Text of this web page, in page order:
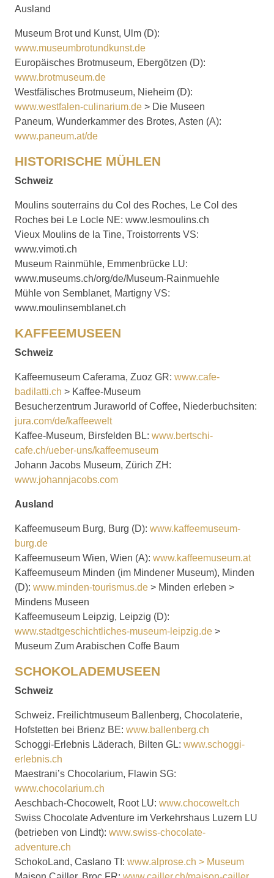
Ausland
Museum Brot und Kunst, Ulm (D):
www.museumbrotundkunst.de
Europäisches Brotmuseum, Ebergötzen (D):
www.brotmuseum.de
Westfälisches Brotmuseum, Nieheim (D):
www.westfalen-culinarium.de > Die Museen
Paneum, Wunderkammer des Brotes, Asten (A):
www.paneum.at/de
HISTORISCHE MÜHLEN
Schweiz
Moulins souterrains du Col des Roches, Le Col des
Roches bei Le Locle NE: www.lesmoulins.ch
Vieux Moulins de la Tine, Troistorrents VS:
www.vimoti.ch
Museum Rainmühle, Emmenbrücke LU:
www.museums.ch/org/de/Museum-Rainmuehle
Mühle von Semblanet, Martigny VS:
www.moulinsemblanet.ch
KAFFEEMUSEEN
Schweiz
Kaffeemuseum Caferama, Zuoz GR: www.cafe-
badilatti.ch > Kaffee-Museum
Besucherzentrum Juraworld of Coffee, Niederbuchsiten:
jura.com/de/kaffeewelt
Kaffee-Museum, Birsfelden BL: www.bertschi-
cafe.ch/ueber-uns/kaffeemuseum
Johann Jacobs Museum, Zürich ZH:
www.johannjacobs.com
Ausland
Kaffeemuseum Burg, Burg (D): www.kaffeemuseum-
burg.de
Kaffeemuseum Wien, Wien (A): www.kaffeemuseum.at
Kaffeemuseum Minden (im Mindener Museum), Minden
(D): www.minden-tourismus.de > Min­den erleben >
Mindens Museen
Kaffeemuseum Leipzig, Leipzig (D):
www.stadtgeschichtliches-museum-leipzig.de >
Museum Zum Arabischen Coffe Baum
SCHOKOLADEMUSEEN
Schweiz
Schweiz. Freilichtmuseum Ballenberg, Chocolaterie,
Hofstetten bei Brienz BE: www.ballenberg.ch
Schoggi-Erlebnis Läderach, Bilten GL: www.schoggi-
erlebnis.ch
Maestrani’s Chocolarium, Flawin SG:
www.chocolarium.ch
Aeschbach-Chocowelt, Root LU: www.chocowelt.ch
Swiss Chocolate Adventure im Verkehrshaus Luzern LU
(betrieben von Lindt): www.swiss-chocolate-
adventure.ch
SchokoLand, Caslano TI: www.alprose.ch > Museum